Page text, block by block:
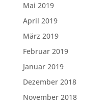
Mai 2019
April 2019
März 2019
Februar 2019
Januar 2019
Dezember 2018
November 2018